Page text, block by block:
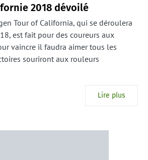
2018 dévoilé
Tour of California, qui se déroulera
est fait pour des coureurs aux
vaincre il faudra aimer tous les
souriront aux rouleurs
Lire plus